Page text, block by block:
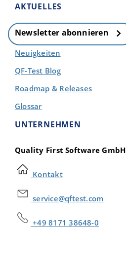
AKTUELLES
Newsletter abonnieren
Neuigkeiten
QF-Test Blog
Roadmap & Releases
Glossar
UNTERNEHMEN
Quality First Software GmbH
Kontakt
service@qftest.com
+49 8171 38648-0